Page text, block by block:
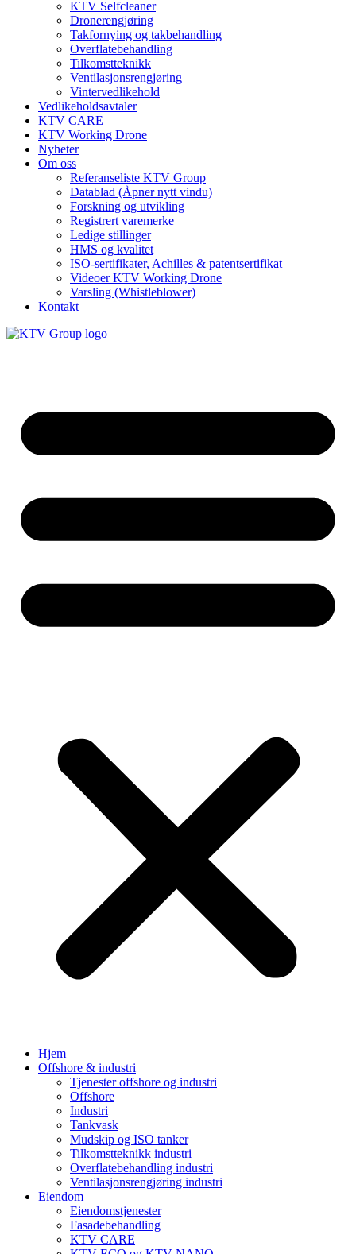
KTV Selfcleaner
Dronerengjøring
Takfornying og takbehandling
Overflatebehandling
Tilkomstteknikk
Ventilasjonsrengjøring
Vintervedlikehold
Vedlikeholdsavtaler
KTV CARE
KTV Working Drone
Nyheter
Om oss
Referanseliste KTV Group
Datablad (Åpner nytt vindu)
Forskning og utvikling
Registrert varemerke
Ledige stillinger
HMS og kvalitet
ISO-sertifikater, Achilles & patentsertifikat
Videoer KTV Working Drone
Varsling (Whistleblower)
Kontakt
Hjem
Offshore & industri
Tjenester offshore og industri
Offshore
Industri
Tankvask
Mudskip og ISO tanker
Tilkomstteknikk industri
Overflatebehandling industri
Ventilasjonsrengjøring industri
Eiendom
Eiendomstjenester
Fasadebehandling
KTV CARE